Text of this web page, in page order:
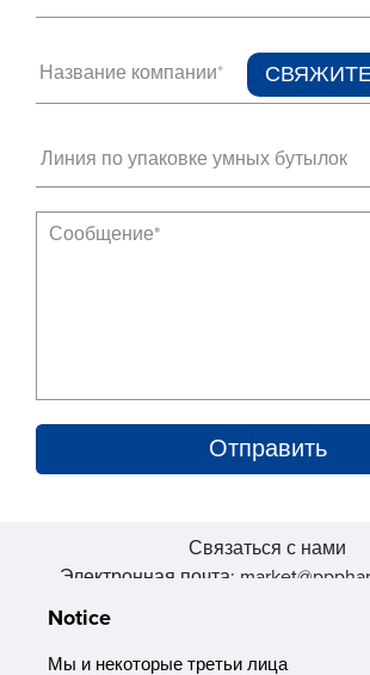
Название компании*
Связаться с нами
Электронная почта:
511356, Гуанчжоу, провинция GU case
Notice
Мы и некоторые третьи лица